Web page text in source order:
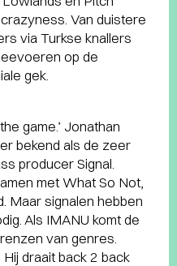
Van duistere
via Turkse knallers
op de
gek.
game.’ Jonathan
bekend als de zeer
producer Signal.
met What So Not,
Maar signalen hebben
Als IMANU komt de
van genres.
draait back 2 back